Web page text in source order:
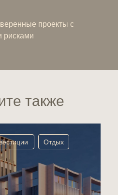
проекты с
Отдых
также